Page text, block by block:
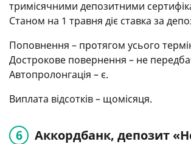
тримісячними депозитними
Станом на 1 травня діє ставка за
Поповнення – протягом усього
Дострокове повернення – не
Автопролонгація – є.
Виплата відсотків – щомісяця.
Аккордбанк, депозит